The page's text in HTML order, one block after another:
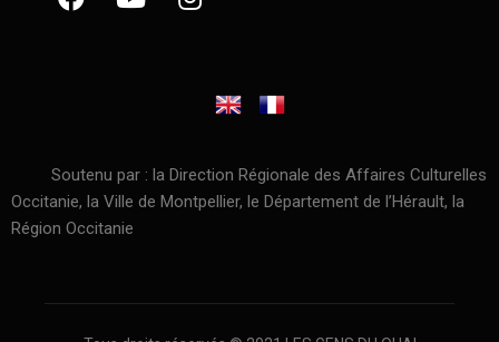
Soutenu par : la Direction Régionale des Affaires Culturelles
Occitanie, la Ville de Montpellier, le Département de l’Hérault, la
Région Occitanie